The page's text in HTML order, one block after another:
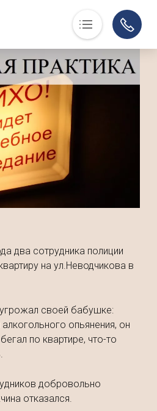
Основная навигация
О нас
Люди, события, факты
Суд в помощь
Юристам
История
Контакты
Суды области
Информация по делам
два сотрудника полиции
на ул.Неводчикова в
своей бабушке:
опьянения, он
по квартире, что-то
добровольно
отказался.